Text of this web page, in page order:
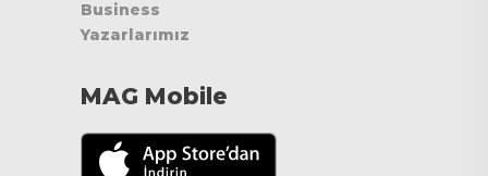
Business
Yazarlarımız
MAG Mobile